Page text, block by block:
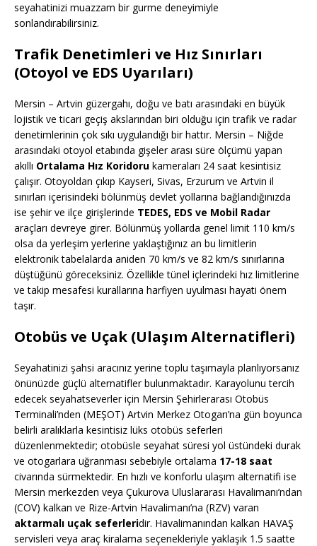
seyahatinizi muazzam bir gurme deneyimiyle
sonlandırabilirsiniz.
Trafik Denetimleri ve Hız Sınırları
(Otoyol ve EDS Uyarıları)
Mersin – Artvin güzergahı, doğu ve batı arasındaki en büyük
lojistik ve ticari geçiş akslarından biri olduğu için trafik ve radar
denetimlerinin çok sıkı uygulandığı bir hattır. Mersin – Niğde
arasındaki otoyol etabında gişeler arası süre ölçümü yapan
akıllı Ortalama Hız Koridoru kameraları 24 saat kesintisiz
çalışır. Otoyoldan çıkıp Kayseri, Sivas, Erzurum ve Artvin il
sınırları içerisindeki bölünmüş devlet yollarına bağlandığınızda
ise şehir ve ilçe girişlerinde TEDES, EDS ve Mobil Radar
araçları devreye girer. Bölünmüş yollarda genel limit 110 km/s
olsa da yerleşim yerlerine yaklaştığınız an bu limitlerin
elektronik tabelalarda aniden 70 km/s ve 82 km/s sınırlarına
düştüğünü göreceksiniz. Özellikle tünel içlerindeki hız limitlerine
ve takip mesafesi kurallarına harfiyen uyulması hayati önem
taşır.
Otobüs ve Uçak (Ulaşım Alternatifleri)
Seyahatinizi şahsi aracınız yerine toplu taşımayla planlıyorsanız
önünüzde güçlü alternatifler bulunmaktadır. Karayolunu tercih
edecek seyahatseverler için Mersin Şehirlerarası Otobüs
Terminali’nden (MEŞOT) Artvin Merkez Otogarı’na gün boyunca
belirli aralıklarla kesintisiz lüks otobüs seferleri
düzenlenmektedir; otobüsle seyahat süresi yol üstündeki durak
ve otogarlara uğranması sebebiyle ortalama 17-18 saat
civarında sürmektedir. En hızlı ve konforlu ulaşım alternatifi ise
Mersin merkezden veya Çukurova Uluslararası Havalimanı’ndan
(COV) kalkan ve Rize-Artvin Havalimanı’na (RZV) varan
aktarmalı uçak seferleridir. Havalimanından kalkan HAVAŞ
servisleri veya araç kiralama seçenekleriyle yaklaşık 1.5 saatte